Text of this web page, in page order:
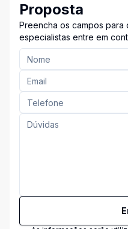
Proposta
Preencha os campos para
especialistas entre em